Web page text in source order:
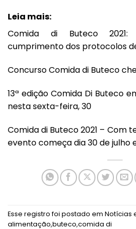
Leia mais:
Comida di Buteco 2021:
cumprimento dos protocolos
Concurso Comida di Buteco
13ª edição Comida Di Buteco
nesta sexta-feira, 30
Comida di Buteco 2021 – Com
evento começa dia 30 de
Esse registro foi postado em Notícias
alimentação,buteco,comida di